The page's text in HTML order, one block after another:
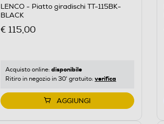
LENCO - Piatto giradischi TT-115BK-
BLACK
€ 115,00
Acquisto online: disponibile
Ritiro in negozio in 30' gratuito: verifica
AGGIUNGI